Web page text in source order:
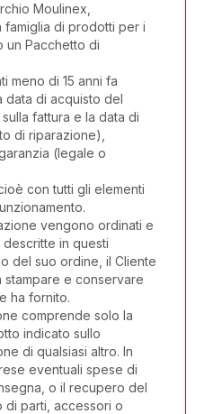
Moulinex,
famiglia di prodotti per i
un Pacchetto di
meno di 15 anni fa
data di acquisto del
fattura e la data di
di riparazione),
(legale o
con tutti gli elementi
vengono ordinati e
in questi
del suo ordine, il Cliente
e conservare
ha fornito.
comprende solo la
indicato sullo
di qualsiasi altro. In
eventuali spese di
o il recupero del
parti, accessori o